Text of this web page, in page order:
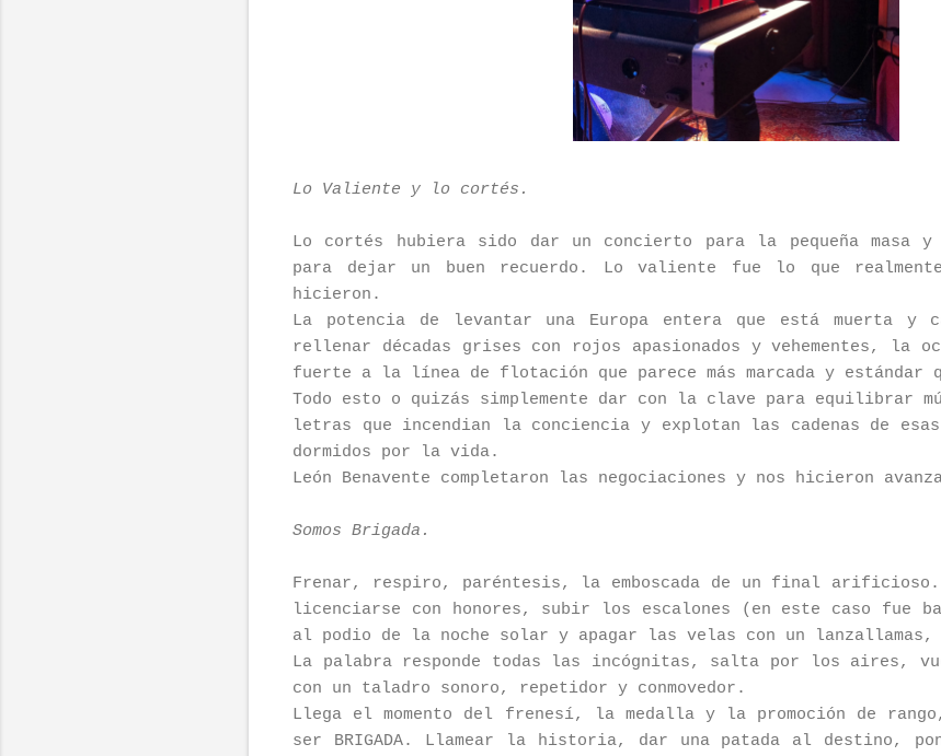
Lo Valiente y lo cortés.
Lo cortés hubiera sido dar un concierto para la pequeña
para dejar un buen recuerdo. Lo valiente fue lo que
hicieron.
La potencia de levantar una Europa entera que está muerta y
rellenar décadas grises con rojos apasionados y vehementes, la
fuerte a la línea de flotación que parece más marcada y estándar
Todo esto o quizás simplemente dar con la clave para equilibrar
letras que incendian la conciencia y explotan las cadenas de esas
dormidos por la vida.
León Benavente completaron las negociaciones y nos hicieron
Somos Brigada.
Frenar, respiro, paréntesis, la emboscada de un final arificioso.
licenciarse con honores, subir los escalones (en este caso fue
al podio de la noche solar y apagar las velas con un lanzallamas,
La palabra responde todas las incógnitas, salta por los aires,
con un taladro sonoro, repetidor y conmovedor.
Llega el momento del frenesí, la medalla y la promoción de
ser BRIGADA. Llamear la historia, dar una patada al destino,